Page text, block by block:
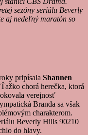
sezóny seriálu Beverly
aj nedeľný maratón so
pripísala Shannen
chorá herečka, ktorá
verejnosť
Branda sa však
charakterom.
Beverly Hills 90210
do hlavy.